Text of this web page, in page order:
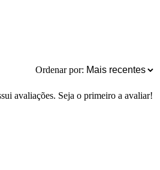
Ordenar por:
avaliações. Seja o primeiro a avaliar!